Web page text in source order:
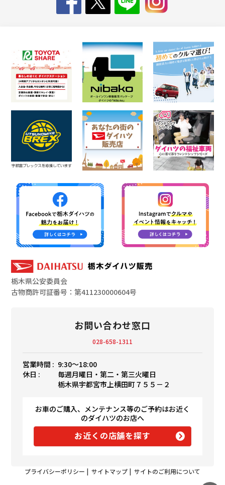
栃木県公安委員会
古物商許可証番号：第411230000604号
お問い合わせ窓口
028-658-1311
営業時間 : 9:30〜18:00
休日 :
毎週月曜日・第二・第三火曜日
栃木県宇都宮市上横田町７５５－２
お車のご購入、メンテナンス等のご予約はお近く
のダイハツのお店へ
お近くの店舗を探す
プライバシーポリシー | サイトマップ | サイトのご利用について